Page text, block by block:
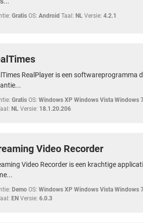
Gratis OS: Android Taal: NL Versie: 4.2.1
RealPlayer is een softwareprogramma
Gratis OS: Windows XP Windows Vista Windows
NL Versie: 18.1.20.206
Video Recorder
Video Recorder is een krachtige
Demo OS: Windows XP Windows Vista Windows
EN Versie: 6.0.3